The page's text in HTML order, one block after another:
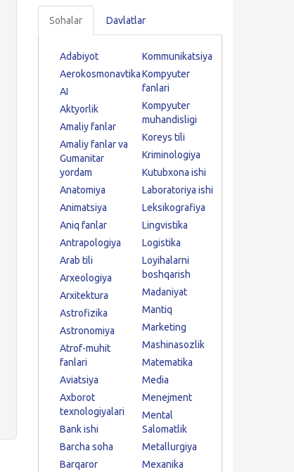
Sohalar Davlatlar
Adabiyot
Aerokosmonavtika
AI
Aktyorlik
Amaliy fanlar
Amaliy fanlar va
Gumanitar
yordam
Anatomiya
Animatsiya
Aniq fanlar
Antrapologiya
Arab tili
Arxeologiya
Arxitektura
Astrofizika
Astronomiya
Atrof-muhit
fanlari
Aviatsiya
Axborot
texnologiyalari
Bank ishi
Barcha soha
Barqaror
Kommunikatsiya
Kompyuter
fanlari
Kompyuter
muhandisligi
Koreys tili
Kriminologiya
Kutubxona ishi
Laboratoriya ishi
Leksikografiya
Lingvistika
Logistika
Loyihalarni
boshqarish
Madaniyat
Mantiq
Marketing
Mashinasozlik
Matematika
Media
Menejment
Mental
Salomatlik
Metallurgiya
Mexanika